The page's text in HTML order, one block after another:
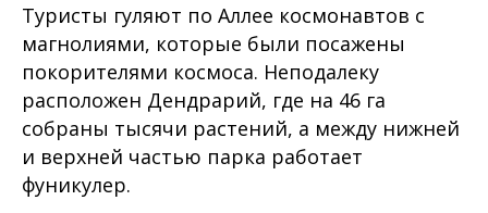
Туристы гуляют по Аллее космонавтов с
магнолиями, которые были посажены
покорителями космоса. Неподалеку
расположен Дендрарий, где на 46 га
собраны тысячи растений, а между нижней
и верхней частью парка работает
фуникулер.